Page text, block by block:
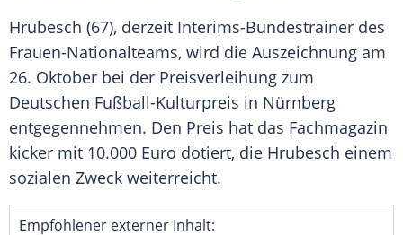
Hrubesch (67), derzeit Interims-Bundestrainer des
Frauen-Nationalteams, wird die Auszeichnung am
26. Oktober bei der Preisverleihung zum
Deutschen Fußball-Kulturpreis in Nürnberg
entgegennehmen. Den Preis hat das Fachmagazin
kicker mit 10.000 Euro dotiert, die Hrubesch einem
sozialen Zweck weiterreicht.
Empfohlener externer Inhalt: